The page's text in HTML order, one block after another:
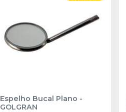
Espelho Bucal Plano -
GOLGRAN